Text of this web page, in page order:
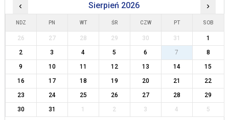
‹ Sierpień 2026 ›
NDZ PN WT ŚR CZW PT SOB
26 27 28 29 30 31
1
2
3 4 5 6 7
8
9
10 11 12 13 14
15
16
17 18 19 20 21
22
23
24 25 26 27 28
29
30
31 1 2 3 4 5